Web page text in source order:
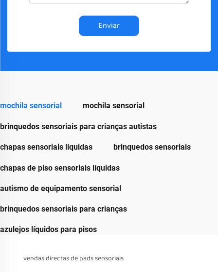
Enviar
mochila sensorial mochila sensorial
brinquedos sensoriais para crianças autistas
chapas sensoriais líquidas brinquedos sensoriais
chapas de piso sensoriais líquidas
autismo de equipamento sensorial
brinquedos sensoriais para crianças
azulejos líquidos para pisos
vendas directas de pads sensoriais